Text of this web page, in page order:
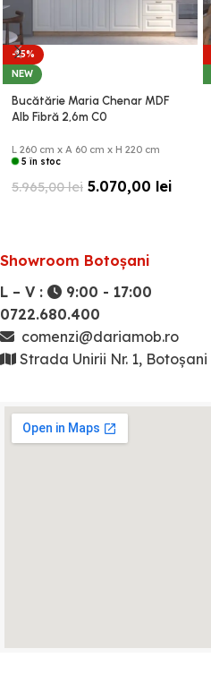
-15%
NEW
Bucătărie Maria Chenar MDF
Alb Fibră 2,6m C0
L 260 cm x A 60 cm x H 220 cm
5 în stoc
5.965,00lei 5.070,00 lei
Showroom Botoșani
L – V :
9:00 - 17:00
0722.680.400
comenzi@dariamob.ro
Strada Unirii Nr. 1, Botoșani